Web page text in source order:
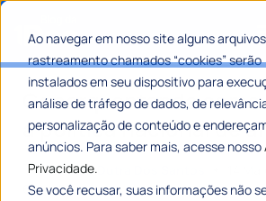
Ao navegar em nosso site alguns
rastreamento chamados “cookies” serão
instalados em seu dispositivo para
análise de tráfego de dados, de
personalização de conteúdo e
anúncios. Para saber mais, acesse nosso
Privacidade.
Se você recusar, suas informações não
Conarq: entenda
a política nacional de
PorMariana Dutra Dos Santos
6 Min De Leitura